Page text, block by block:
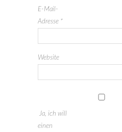
E-Mail-
Adresse *
Website
Ja, ich will
einen